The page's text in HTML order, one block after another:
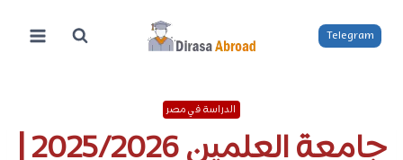
المحتوى
Telegram
الدراسة في مصر
جامعة العلمين 2025/2026 |